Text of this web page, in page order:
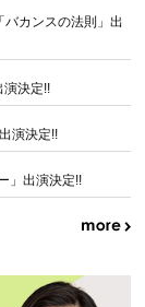
バカンスの法則」出
演決定!!
演決定!!
」出演決定!!